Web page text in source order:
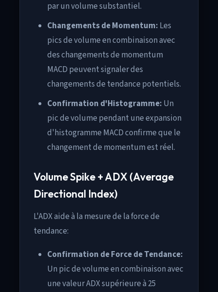
par un volume substantiel.
Changements de Momentum: Les
pics de volume en combinaison avec
des changements de momentum
MACD peuvent signaler des
changements de tendance potentiels.
Confirmation d'Histogramme: Un
pic de volume pendant une expansion
d'histogramme MACD confirme que le
changement de momentum est réel.
Volume Spike + ADX (Average
Directional Index)
L'ADX aide à la mesure de la force de
tendance:
Confirmation de Force de Tendance:
Un pic de volume en combinaison avec
une valeur ADX supérieure à 25